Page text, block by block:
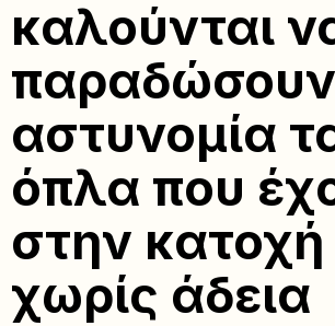
καλούνται
αστυνομία
όπλα που
στην κατοχή
χωρίς άδεια